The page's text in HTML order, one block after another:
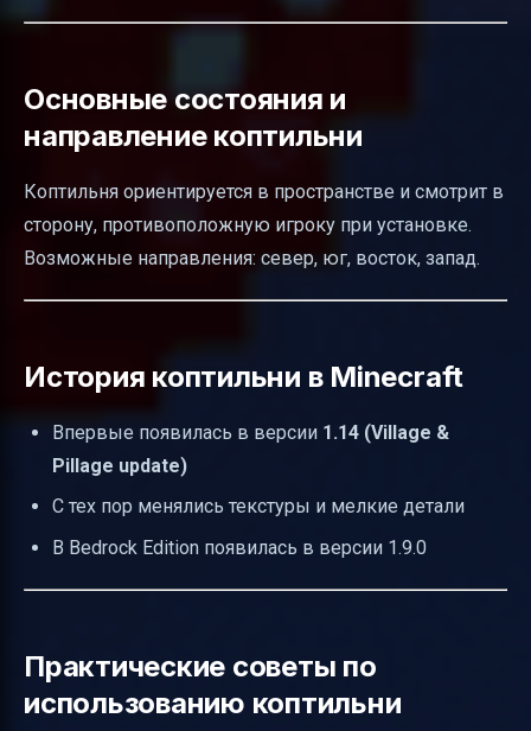
Основные состояния и
направление коптильни
Коптильня ориентируется в пространстве и смотрит в
сторону, противоположную игроку при установке.
Возможные направления: север, юг, восток, запад.
История коптильни в Minecraft
Впервые появилась в версии 1.14 (Village &
Pillage update)
С тех пор менялись текстуры и мелкие детали
В Bedrock Edition появилась в версии 1.9.0
Практические советы по
использованию коптильни